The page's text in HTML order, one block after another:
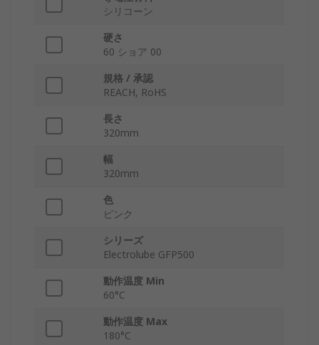
シリコーン
硬さ
60 ショア 00
規格 / 承認
REACH, RoHS
長さ
320mm
幅
320mm
色
ピンク
シリーズ
Electrolube GFP500
動作温度 Min
60°C
動作温度 Max
180°C